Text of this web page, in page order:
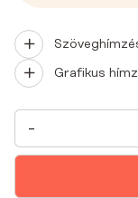
Grafikus
-
NŐI
ORVOSI
BLÚZ
MŰTŐSRUHÁK